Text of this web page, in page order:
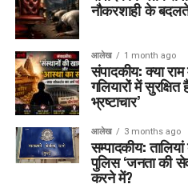
नौकरशाही के
आलेख 1 month ago
संपादकीय: क्या
गलियारों में
भ्रष्टाचार’
आलेख 3 months ago
सम्पादकीय:
पुलिस ‘जनता की
करने में?